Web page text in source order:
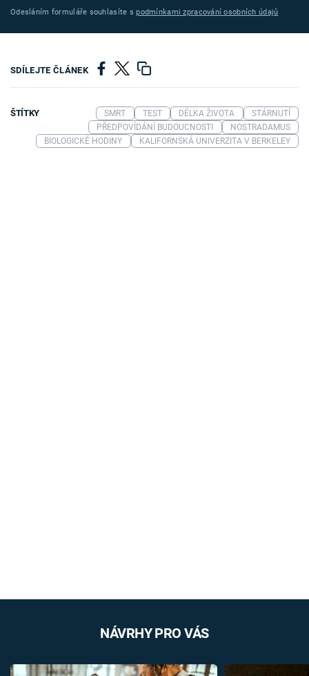
Odesláním formuláře souhlasíte spodmínkami zpracování osobních údajů
SDÍLEJTE ČLÁNEK
ŠTÍTKY SMRT TEST DÉLKA ŽIVOTA
STÁRNUTÍ
PŘEDPOVÍDÁNÍ BUDOUCNOSTI
NOSTRADAMUS
BIOLOGICKÉ HODINY
KALIFORNSKÁ UNIVERZITA V BERKELEY
NÁVRHY PRO VÁS